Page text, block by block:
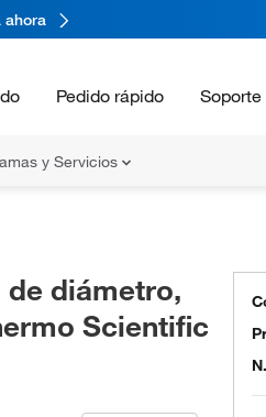
ahora
Pedido rápido Soporte
y Servicios
de diámetro,
Scientific